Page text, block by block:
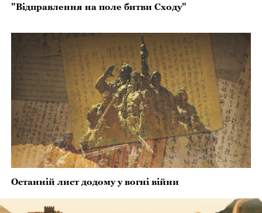
"Відправлення на поле битви Сходу"
Останній лист додому у вогні війни